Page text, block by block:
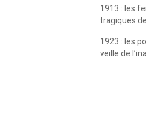
1913 : les
tragiques
1923 : les
veille de